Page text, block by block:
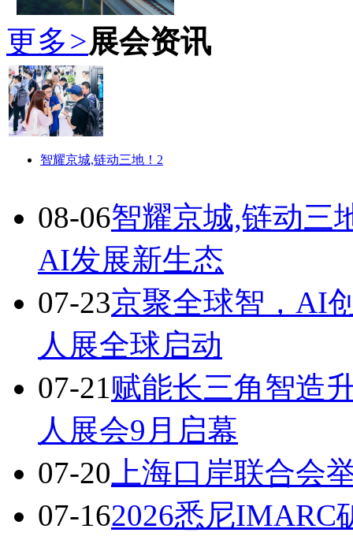
更多>展会资讯
智耀京城,链动三地！2
08-06智耀京城,链动三
AI发展新生态
07-23京聚全球智，AI
人展全球启动
07-21赋能长三角智造
人展会9月启幕
07-20 上海口岸联合会
07-162026悉尼IMARC